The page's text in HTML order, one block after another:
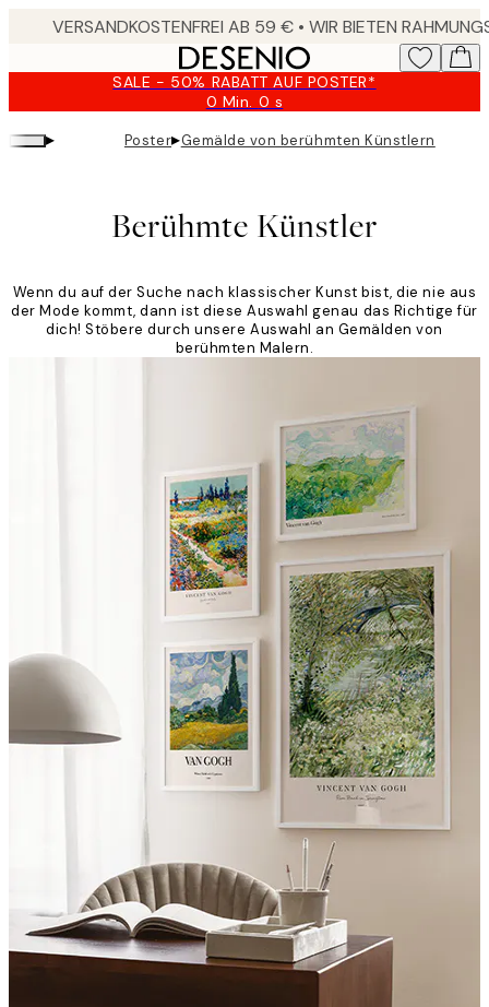
SALE - 50% RABATT AUF POSTER*
0 Min. 0 s
Gültig
2026-
▸ Poster▸Gemälde von berühmten Künstlern
Berühmte Künstler
Wenn du auf der Suche nach klassischer Kunst bist, die nie aus
der Mode kommt, dann ist diese Auswahl genau das Richtige für
dich! Stöbere durch unsere Auswahl an Gemälden von
berühmten Malern.